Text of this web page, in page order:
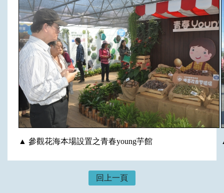
▲ 參觀花海本場設置之青春young芋館
回上一頁